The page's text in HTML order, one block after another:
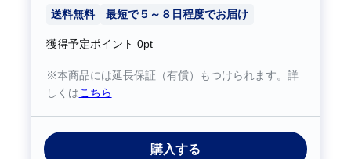
送料無料 最短で５～８日程度でお届け
獲得予定ポイント 0pt
※本商品には延長保証（有償）もつけられます。詳
しくは こちら
購入する